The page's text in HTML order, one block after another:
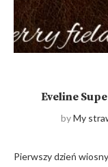
Eveline
byMy
Pierwszy dzień